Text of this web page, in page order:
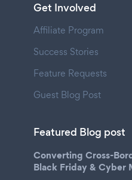
Get Involved
Affiliate Program
Success Stories
Feature Requests
Guest Blog Post
Featured Blog post
Converting Cross-
Black Friday & Cyber